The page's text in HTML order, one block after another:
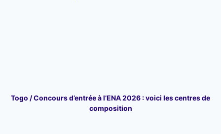
Togo / Concours d’entrée à l’ENA 2026 : voici les centres de
composition